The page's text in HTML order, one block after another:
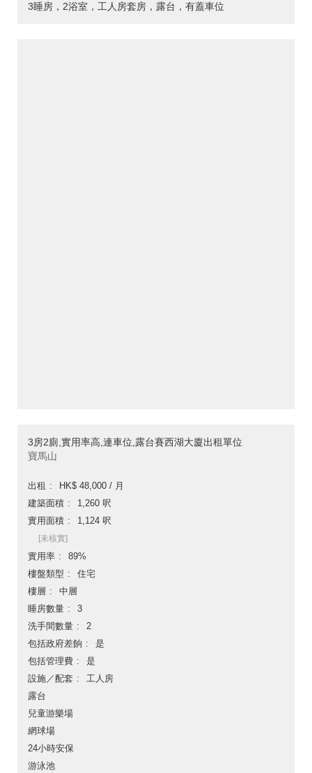
3睡房，2浴室，工人房套房，露台，有蓋車位
3房2廁,實用率高,連車位,露台賽西湖大廈出租單位
寶馬山
出租
HK$ 48,000 / 月
建築面積
1,260 呎
實用面積
1,124 呎
[未核實]
實用率
89%
樓盤類型
住宅
樓層
中層
睡房數量
3
洗手間數量
2
包括政府差餉
是
包括管理費
是
設施／配套
工人房
露台
兒童游樂場
網球場
24小時安保
游泳池